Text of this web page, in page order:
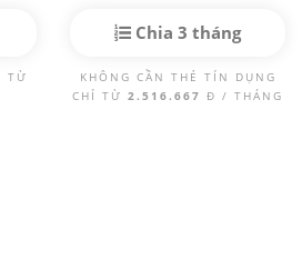
TỪ
Chia 3 tháng
KHÔNG CẦN THẺ TÍN DỤNG
CHỈ TỪ 2.516.667 Đ / THÁNG